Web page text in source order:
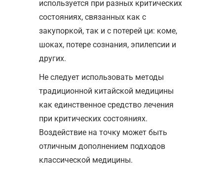
используется при разных критических
состояниях, связанных как с
закупоркой, так и с потерей ци: коме,
шоках, потере сознания, эпилепсии и
других.
Не следует использовать методы
традиционной китайской медицины
как единственное средство лечения
при критических состояниях.
Воздействие на точку может быть
отличным дополнением подходов
классической медицины.